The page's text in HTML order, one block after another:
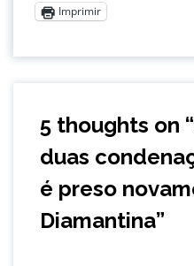
Imprimir
5 thoughts on “
duas
é preso
Diamantina”